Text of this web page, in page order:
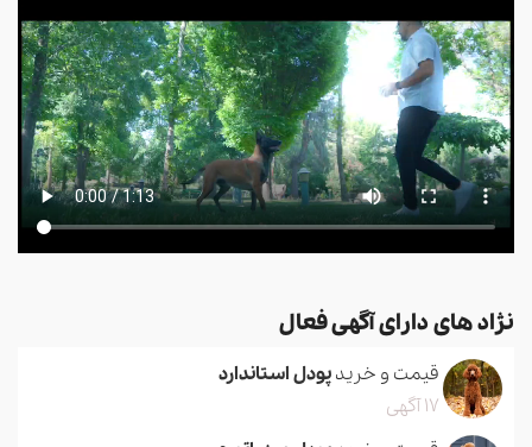
نژاد های دارای آگهی فعال
قیمت و خریدپودل استاندارد
17 آگهی